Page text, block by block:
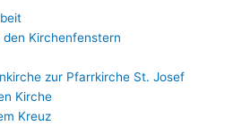
den Kirchenfenstern
zur Pfarrkirche St. Josef
Kirche
Kreuz